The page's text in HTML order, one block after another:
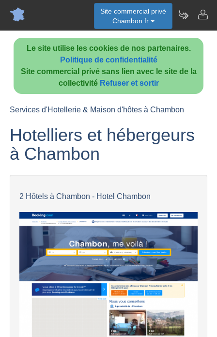
Le site utilise les cookies de nos partenaires.
Politique de confidentialité
Site commercial privé sans lien avec le site de la
collectivité Refuser et sortir
Site commercial privé
Chambon.fr
Services d'Hotellerie & Maison d'hôtes à Chambon
Hotelliers et hébergeurs
à Chambon
2 Hôtels à Chambon - Hotel Chambon